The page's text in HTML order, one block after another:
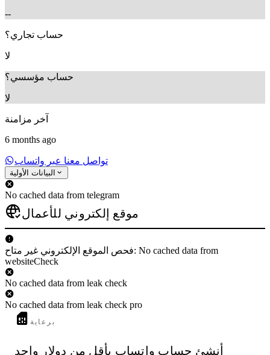
--
حساب تجاري؟
لا
حساب مؤسسي؟
لا
آخر مزامنة
6 months ago
تواصل معنا عبر واتساب
البيانات الأولية
No cached data from telegram
موقع إلكتروني للأعمال
فحص الموقع الإلكتروني غير متاح: No cached data from
websiteCheck
No cached data from leak check
No cached data from leak check pro
برعاية
أنشئ حساب واتساب بأقل من دولار واحد